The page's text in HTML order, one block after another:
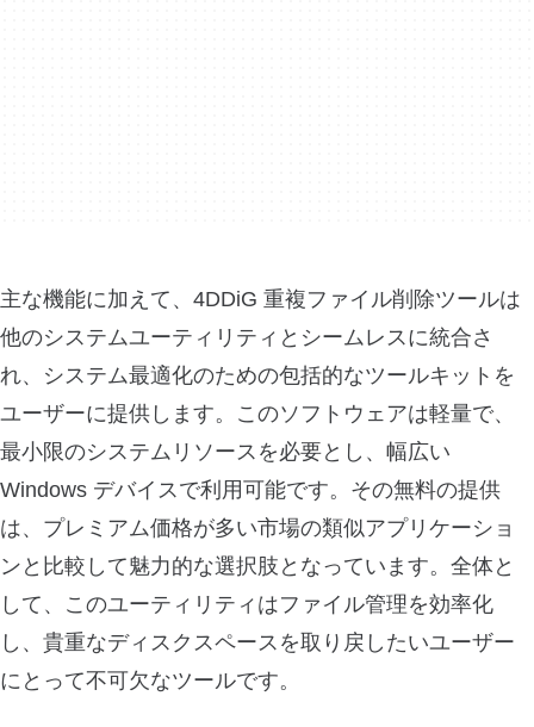
主な機能に加えて、4DDiG 重複ファイル削除ツールは
他のシステムユーティリティとシームレスに統合さ
れ、システム最適化のための包括的なツールキットを
ユーザーに提供します。このソフトウェアは軽量で、
最小限のシステムリソースを必要とし、幅広い
Windows デバイスで利用可能です。その無料の提供
は、プレミアム価格が多い市場の類似アプリケーショ
ンと比較して魅力的な選択肢となっています。全体と
して、このユーティリティはファイル管理を効率化
し、貴重なディスクスペースを取り戻したいユーザー
にとって不可欠なツールです。